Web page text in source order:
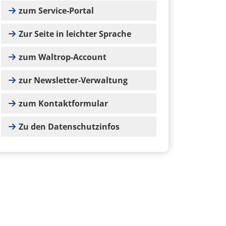
zum Service-Portal
Zur Seite in leichter Sprache
zum Waltrop-Account
zur Newsletter-Verwaltung
zum Kontaktformular
Zu den Datenschutzinfos